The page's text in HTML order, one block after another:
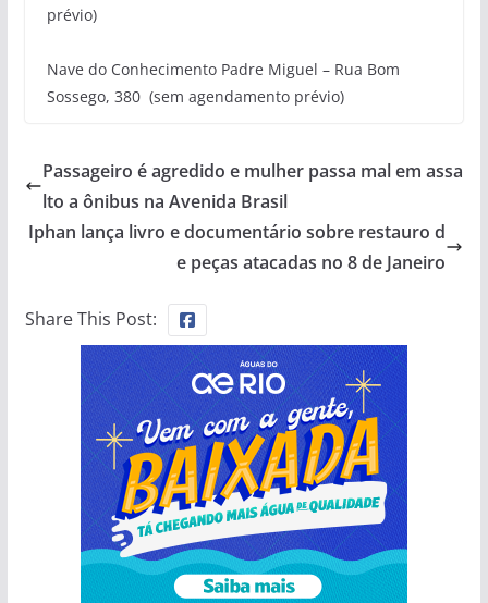
prévio)
Nave do Conhecimento Padre Miguel – Rua Bom
Sossego, 380 (sem agendamento prévio)
Passageiro é agredido e mulher passa mal em assa
lto a ônibus na Avenida Brasil
Iphan lança livro e documentário sobre restauro d
e peças atacadas no 8 de Janeiro
Share This Post: